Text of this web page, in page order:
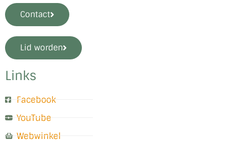
Contact
Lid worden
Links
Facebook
YouTube
Webwinkel